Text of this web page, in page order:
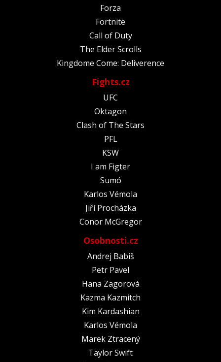
Forza
Fortnite
Call of Duty
The Elder Scrolls
Kingdome Come: Deliverence
Fights.cz
UFC
Oktagon
Clash of The Stars
PFL
KSW
I am Figter
Sumó
Karlos Vémola
Jiří Procházka
Conor McGregor
Osobnosti.cz
Andrej Babiš
Petr Pavel
Hana Zagorová
Kazma Kazmitch
Kim Kardashian
Karlos Vémola
Marek Ztracený
Taylor Swift